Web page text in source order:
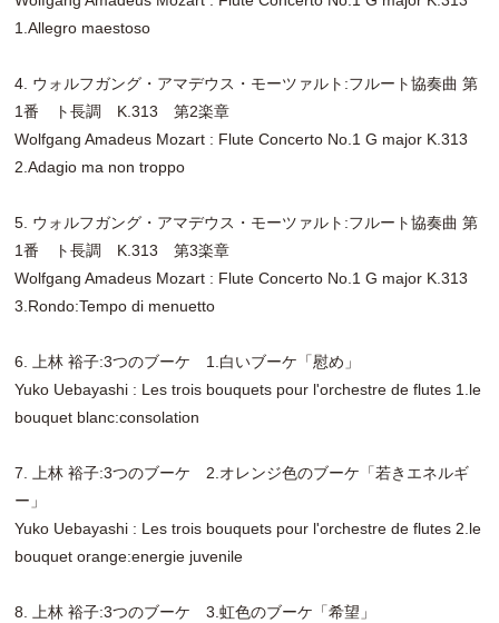
1.Allegro maestoso
4. ウォルフガング・アマデウス・モーツァルト:フルート協奏曲 第
1番 ト長調 K.313 第2楽章
Wolfgang Amadeus Mozart : Flute Concerto No.1 G major K.313
2.Adagio ma non troppo
5. ウォルフガング・アマデウス・モーツァルト:フルート協奏曲 第
1番 ト長調 K.313 第3楽章
Wolfgang Amadeus Mozart : Flute Concerto No.1 G major K.313
3.Rondo:Tempo di menuetto
6. 上林 裕子:3つのブーケ 1.白いブーケ「慰め」
Yuko Uebayashi : Les trois bouquets pour l'orchestre de flutes 1.le
bouquet blanc:consolation
7. 上林 裕子:3つのブーケ 2.オレンジ色のブーケ「若きエネルギ
ー」
Yuko Uebayashi : Les trois bouquets pour l'orchestre de flutes 2.le
bouquet orange:energie juvenile
8. 上林 裕子:3つのブーケ 3.虹色のブーケ「希望」